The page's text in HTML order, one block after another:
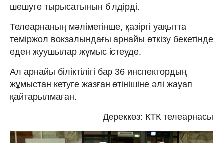
шешуге тырысатынын білдірді.
Телеарнаның мәліметінше, қазіргі уақытта
теміржол вокзалындағы арнайы өткізу бекетінде
еден жуушылар жұмыс істеуде.
Ал арнайы біліктілігі бар 36 инспектордың
жұмыстан кетуге жазған өтінішіне әлі жауап
қайтарылмаған.
Дереккөз: КТК телеарнасы